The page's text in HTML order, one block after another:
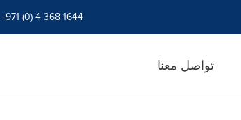
+971 (0) 4 368 1644
تواصل معنا